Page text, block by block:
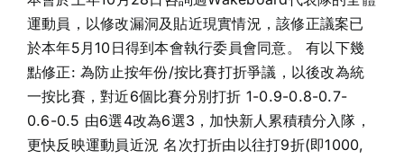
運動員，以修改漏洞及貼近現實情況，該修正議案已
於本年5月10日得到本會執行委員會同意。 有以下幾
點修正: 為防止按年份/按比賽打折爭議，以後改為統
一按比賽，對近6個比賽分別打折 1-0.9-0.8-0.7-
0.6-0.5 由6選4改為6選3，加快新人累積積分入隊，
更快反映運動員近況 名次打折由以往打9折(即1000,